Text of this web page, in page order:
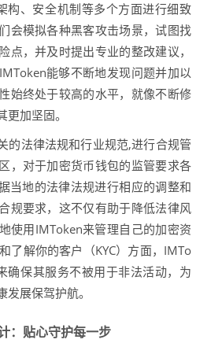
构、安全机制等多个方面进行细致
会模拟各种黑客攻击场景，试图找
点，并及时提出专业的整改建议，
能够不断地发现问题并加以
始终处于较高的水平，就像不断修
加坚固。
的法律法规和行业规范,进行合规管
，对于加密货币钱包的监管要求各
当地的法律法规进行相应的调整和
规要求，这不仅有助于降低法律风
使用IMToken来管理自己的加密资
了解你的客户（KYC）方面，IMTo
确保其服务不被用于非法活动，为
展保驾护航。
：贴心守护每一步